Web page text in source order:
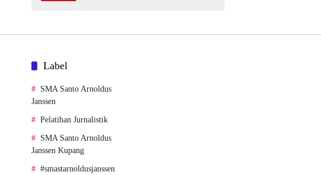
Label
SMA Santo Arnoldus
Janssen
Pelatihan Jurnalistik
SMA Santo Arnoldus
Janssen Kupang
#smastarnoldusjanssen